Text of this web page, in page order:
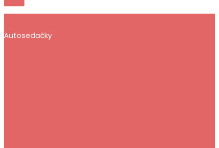
Autosedačky